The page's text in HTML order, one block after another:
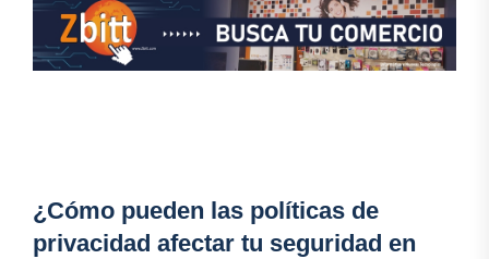
¿Cómo pueden las políticas de
privacidad afectar tu seguridad en